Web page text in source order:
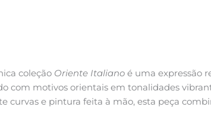
coleção Oriente Italiano é uma expressão
com motivos orientais em tonalidades
curvas e pintura feita à mão, esta peça